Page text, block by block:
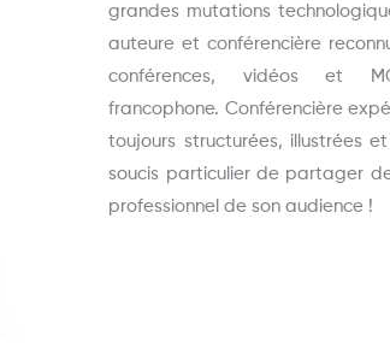
grandes mutations
auteure et conférencière
conférences, vidéos et
francophone. Conférencière
toujours structurées, illustrées
soucis particulier de partager
professionnel de son audience !